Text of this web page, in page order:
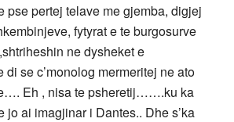
pse pertej telave me gjemba, digjej
fytyrat e te burgosurve
ne dysheket e
se c’monolog mermeritej ne ato
Eh , nisa te psheretij…….ku ka
jo ai imagjinar i Dantes.. Dhe s’ka